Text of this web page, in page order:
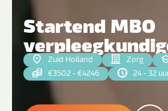
Startend MBO
Zuid Holland Zorg
€3502 - €4246
24 - 32